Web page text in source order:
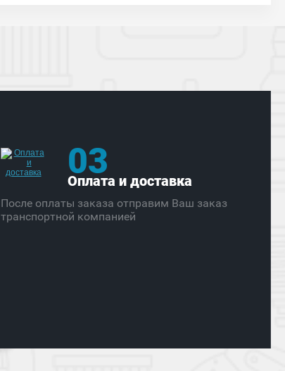
03
Оплата и доставка
После оплаты заказа отправим Ваш заказ
транспортной компанией